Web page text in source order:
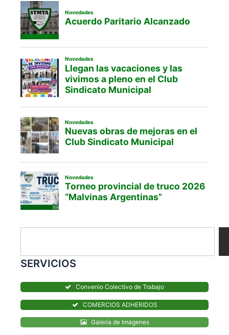
SERVICIOS
Convenio Colectivo de Trabajo
COMERCIOS ADHERIDOS
Galería de Imágenes